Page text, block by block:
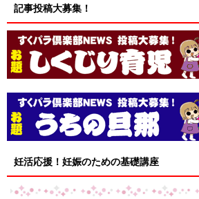
記事投稿大募集！
妊活応援！妊娠のための基礎講座